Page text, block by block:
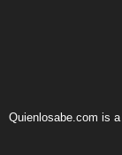
Quienlosabe.com is